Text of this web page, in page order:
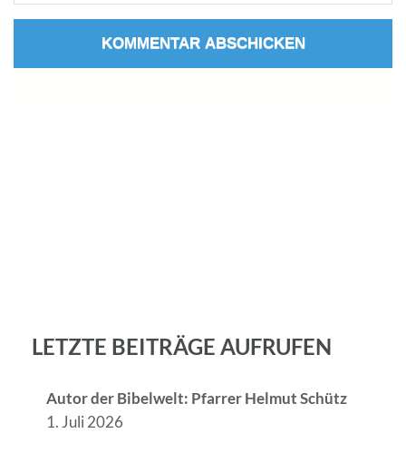
LETZTE BEITRÄGE AUFRUFEN
Autor der Bibelwelt: Pfarrer Helmut Schütz
1. Juli 2026